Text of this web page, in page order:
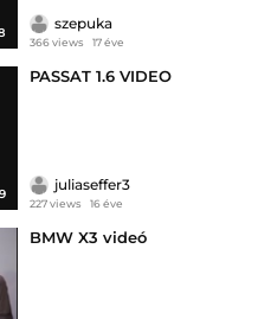
szepuka
366 views 17 éve
PASSAT 1.6 VIDEO
juliaseffer3
227 views 16 éve
BMW X3 videó